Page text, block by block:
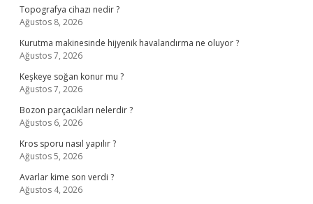
Topografya cihazı nedir ?
Ağustos 8, 2026
Kurutma makinesinde hijyenik havalandırma ne oluyor ?
Ağustos 7, 2026
Keşkeye soğan konur mu ?
Ağustos 7, 2026
Bozon parçacıkları nelerdir ?
Ağustos 6, 2026
Kros sporu nasıl yapılır ?
Ağustos 5, 2026
Avarlar kime son verdi ?
Ağustos 4, 2026